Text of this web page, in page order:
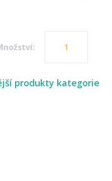
produkty kategorie